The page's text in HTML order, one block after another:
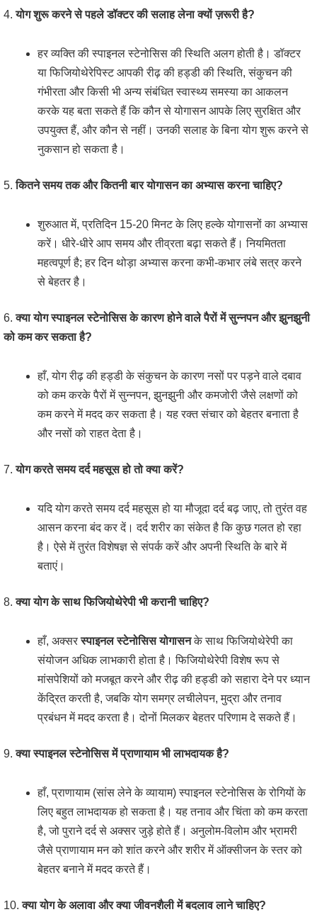
4.योग शुरू करने से पहले डॉक्टर की सलाह लेना क्यों ज़रूरी है?
हर व्यक्ति की स्पाइनल स्टेनोसिस की स्थिति अलग होती है। डॉक्टर
या फिजियोथेरेपिस्ट आपकी रीढ़ की हड्डी की स्थिति, संकुचन की
गंभीरता और किसी भी अन्य संबंधित स्वास्थ्य समस्या का आकलन
करके यह बता सकते हैं कि कौन से योगासन आपके लिए सुरक्षित और
उपयुक्त हैं, और कौन से नहीं। उनकी सलाह के बिना योग शुरू करने से
नुकसान हो सकता है।
5.कितने समय तक और कितनी बार योगासन का अभ्यास करना चाहिए?
शुरुआत में, प्रतिदिन 15-20 मिनट के लिए हल्के योगासनों का अभ्यास
करें। धीरे-धीरे आप समय और तीव्रता बढ़ा सकते हैं। नियमितता
महत्वपूर्ण है; हर दिन थोड़ा अभ्यास करना कभी-कभार लंबे सत्र करने
से बेहतर है।
6.क्या योग स्पाइनल स्टेनोसिस के कारण होने वाले पैरों में सुन्नपन और झुनझुनी
को कम कर सकता है?
हाँ, योग रीढ़ की हड्डी के संकुचन के कारण नसों पर पड़ने वाले दबाव
को कम करके पैरों में सुन्नपन, झुनझुनी और कमजोरी जैसे लक्षणों को
कम करने में मदद कर सकता है। यह रक्त संचार को बेहतर बनाता है
और नसों को राहत देता है।
7.योग करते समय दर्द महसूस हो तो क्या करें?
यदि योग करते समय दर्द महसूस हो या मौजूदा दर्द बढ़ जाए, तो तुरंत वह
आसन करना बंद कर दें। दर्द शरीर का संकेत है कि कुछ गलत हो रहा
है। ऐसे में तुरंत विशेषज्ञ से संपर्क करें और अपनी स्थिति के बारे में
बताएं।
8.क्या योग के साथ फिजियोथेरेपी भी करानी चाहिए?
हाँ, अक्सरस्पाइनल स्टेनोसिस योगासनके साथ फिजियोथेरेपी का
संयोजन अधिक लाभकारी होता है। फिजियोथेरेपी विशेष रूप से
मांसपेशियों को मजबूत करने और रीढ़ की हड्डी को सहारा देने पर ध्यान
केंद्रित करती है, जबकि योग समग्र लचीलेपन, मुद्रा और तनाव
प्रबंधन में मदद करता है। दोनों मिलकर बेहतर परिणाम दे सकते हैं।
9.क्या स्पाइनल स्टेनोसिस में प्राणायाम भी लाभदायक है?
हाँ, प्राणायाम (सांस लेने के व्यायाम) स्पाइनल स्टेनोसिस के रोगियों के
लिए बहुत लाभदायक हो सकता है। यह तनाव और चिंता को कम करता
है, जो पुराने दर्द से अक्सर जुड़े होते हैं। अनुलोम-विलोम और भ्रामरी
जैसे प्राणायाम मन को शांत करने और शरीर में ऑक्सीजन के स्तर को
बेहतर बनाने में मदद करते हैं।
10.क्या योग के अलावा और क्या जीवनशैली में बदलाव लाने चाहिए?